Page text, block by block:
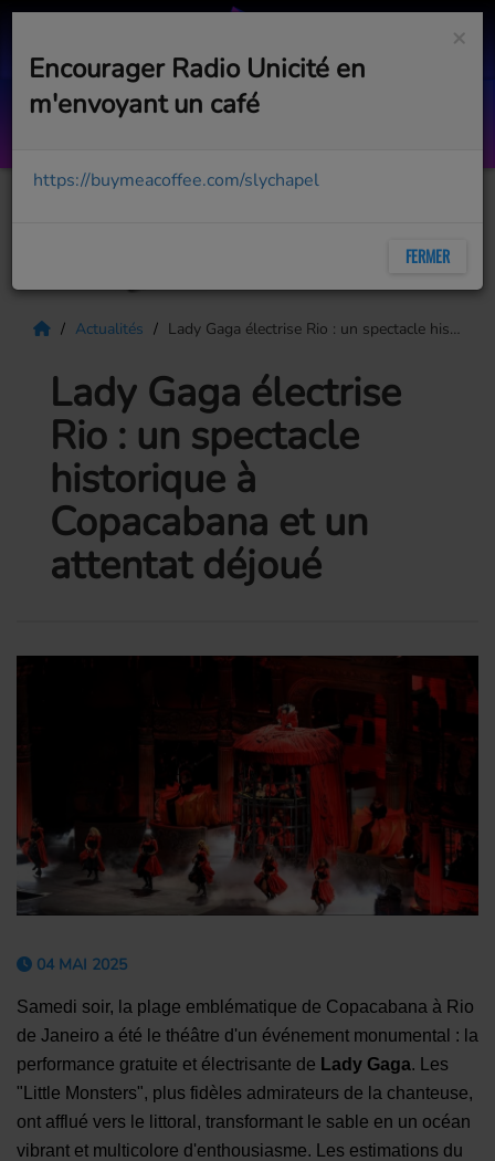
The Cuckoo's Nest Radio #159
Actualités Lady Gaga électrise Rio : un spectacle historique à Copacabana et un attentat déjoué
Lady Gaga électrise
Rio : un spectacle
historique à
Copacabana et un
attentat déjoué
04 MAI 2025
Samedi soir, la plage emblématique de Copacabana à Rio
de Janeiro a été le théâtre d'un événement monumental : la
performance gratuite et électrisante de Lady Gaga. Les
"Little Monsters", plus fidèles admirateurs de la chanteuse,
ont afflué vers le littoral, transformant le sable en un océan
vibrant et multicolore d'enthousiasme. Les estimations du
×
Encourager Radio Unicité en
m'envoyant un café
https://buymeacoffee.com/slychapel
FERMER